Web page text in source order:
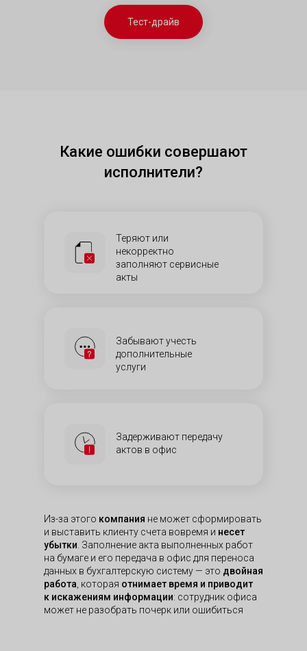
Тест-драйв
Какие ошибки совершают
исполнители?
Из-за этого компания не может сформировать
и выставить клиенту счета вовремя и несет
убытки . Заполнение акта выполненных работ
на бумаге и его передача в офис для переноса
данных в бухгалтерскую систему — это двойная
работа , которая отнимает время и приводит
к искажениям информации: сотрудник офиса
может не разобрать почерк или ошибиться
Забывают учесть
дополнительные
услуги
Теряют или
некорректно
заполняют сервисные
акты
Задерживают передачу
актов в офис